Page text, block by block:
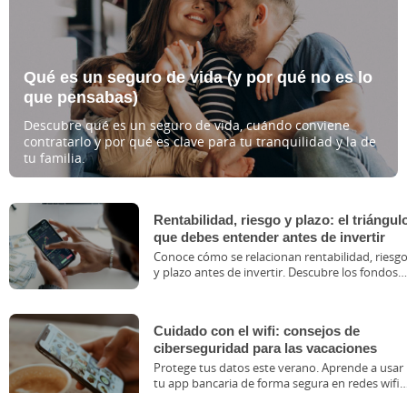
Qué es un seguro de vida (y por qué no es lo
que pensabas)
Descubre qué es un seguro de vida, cuándo conviene
contratarlo y por qué es clave para tu tranquilidad y la de
tu familia.
Rentabilidad, riesgo y plazo: el
que debes entender antes de invertir
Conoce cómo se relacionan rentabilidad, riesgo
y plazo antes de invertir. Descubre los fondos
Cuidado con el wifi: consejos de
ciberseguridad para las vacaciones
Protege tus datos este verano. Aprende a usar
tu app bancaria de forma segura en redes wifi